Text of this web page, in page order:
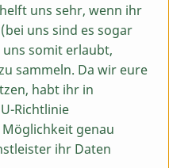
des Phosphors
Birnen einen hohen
was sie sehr gut
in etwa soviel Zucker
und
Apfel hat die Birne
und Fruchtsäuren.
uns sehr, wenn ihr
uns sind es sogar
uns somit erlaubt,
sammeln. Da wir eure
habt ihr in
Richtlinie
Möglichkeit genau
ihr Daten